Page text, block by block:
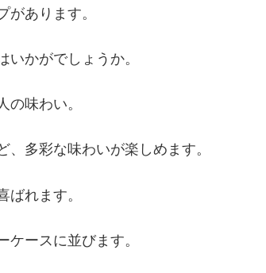
あります。
かがでしょうか。
味わい。
多彩な味わいが楽しめます。
れます。
ースに並びます。